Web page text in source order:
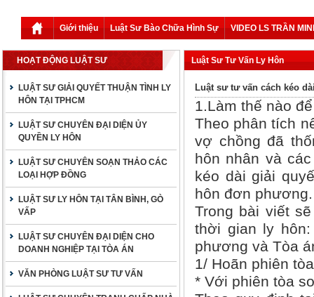
Giới thiệu Luật Sư Bào Chữa Hình Sự VIDEO LS TRẦN
HOẠT ĐỘNG LUẬT SƯ
LUẬT SƯ GIẢI QUYẾT THUẬN TÌNH LY
HÔN TẠI TPHCM
LUẬT SƯ CHUYÊN ĐẠI DIỆN ỦY
QUYỀN LY HÔN
LUẬT SƯ CHUYÊN SOẠN THẢO CÁC
LOẠI HỢP ĐỒNG
LUẬT SƯ LY HÔN TẠI TÂN BÌNH, GÒ
VẤP
LUẬT SƯ CHUYÊN ĐẠI DIỆN CHO
DOANH NGHIỆP TẠI TÒA ÁN
VĂN PHÒNG LUẬT SƯ TƯ VẤN
Luật Sư Tư Vấn Ly Hôn
Luật sư tư vấn cách kéo
1.Làm thế nào
Theo phân tích
vợ chồng đã
hôn nhân và
kéo dài giải
hôn đơn phương.
Trong bài viết
thời gian ly
phương và Tòa
1/ Hoãn phiên
* Với phiên tòa